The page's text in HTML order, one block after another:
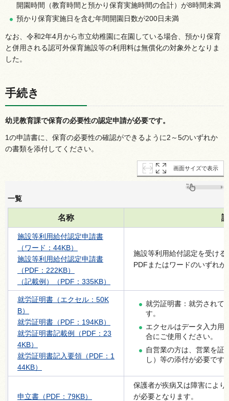
開園時間（教育時間と預かり保育実施時間の合計）が8時間未満
預かり保育実施日を含む年間開園日数が200日未満
なお、令和2年4月から市立幼稚園に在園している場合、預かり保育
と併用される認可外保育施設等の利用料は無償化の対象外となりま
した。
手続き
幼児教育課で保育の必要性の認定申請が必要です。
1の申請書に、保育の必要性の確認ができるように2～5のいずれか
の書類を添付してください。
画面サイズで表示
一覧
名称
施設等利用給付認定申請書
（ワード：44KB）
施設等利用給付認定申請書
（PDF：222KB）
（記載例）（PDF：335KB）
施設等利用給付認定を受け
PDFまたはワードのいずれ
就労証明書（エクセル：50K
B）
就労証明書（PDF：194KB）
就労証明書記載例（PDF：23
4KB）
就労証明書記入要領（PDF：1
44KB）
就労証明書：就労されて
す。
エクセルはデータ入力用
合にご使用ください。
自営業の方は、営業を証
し）等の添付が必要です
申立書（PDF：79KB）
保護者が疾病又は障害によ
が必要となります。